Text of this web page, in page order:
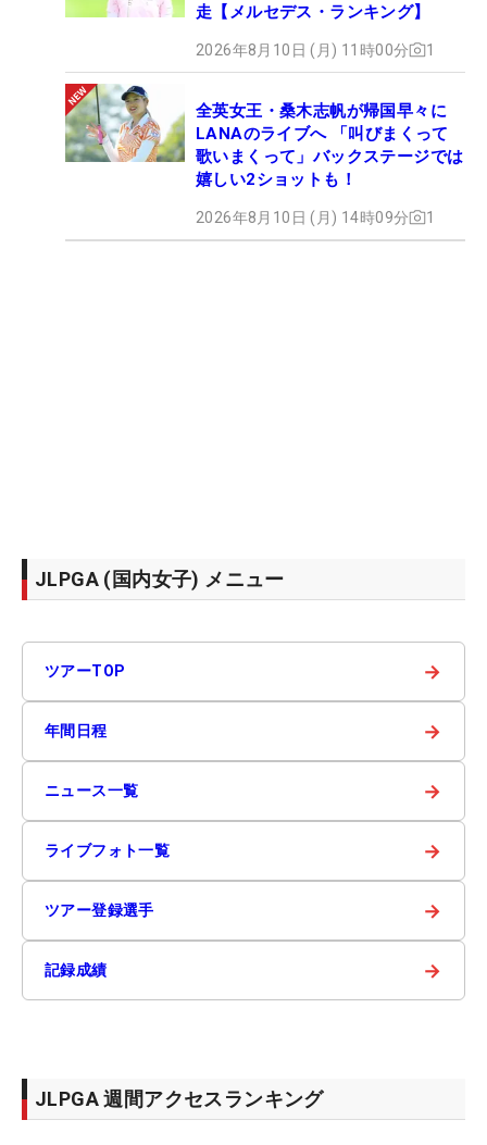
走【メルセデス・ランキング】
2026年8月10日 (月) 11時00分 1
全英女王・桑木志帆が帰国早々に
LANAのライブへ 「叫びまくって
歌いまくって」バックステージでは
嬉しい2ショットも！
2026年8月10日 (月) 14時09分 1
JLPGA (国内女子) メニュー
ツアーTOP →
年間日程 →
ニュース一覧 →
ライブフォト一覧 →
ツアー登録選手 →
記録成績 →
JLPGA 週間アクセスランキング